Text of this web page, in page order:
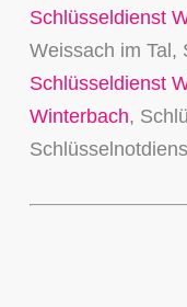
Schlüsseldienst
Weissach im Tal,
Schlüsseldienst
Winterbach,